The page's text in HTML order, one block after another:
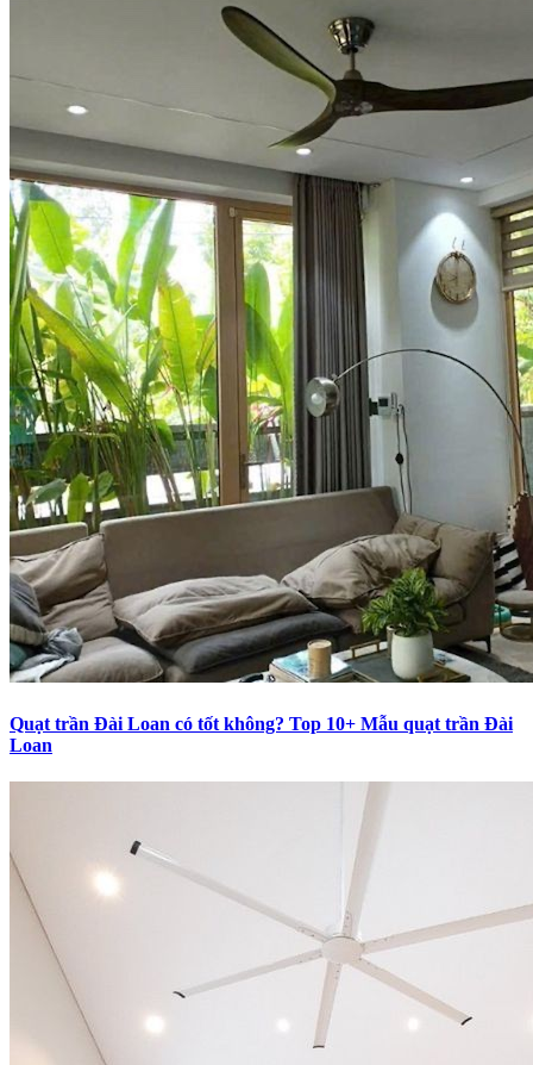
Quạt trần Đài Loan có tốt không? Top 10+ Mẫu quạt trần Đài
Loan